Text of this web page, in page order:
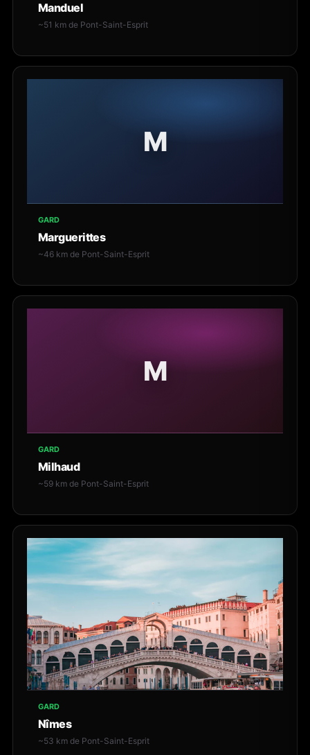
Manduel
~51 km de Pont-Saint-Esprit
M
GARD
Marguerittes
~46 km de Pont-Saint-Esprit
M
GARD
Milhaud
~59 km de Pont-Saint-Esprit
GARD
Nîmes
~53 km de Pont-Saint-Esprit